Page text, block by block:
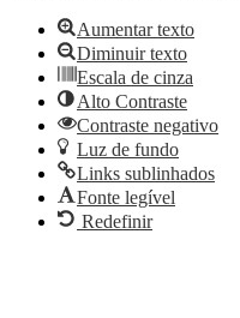
Aumentar texto
Diminuir texto
Escala de cinza
Alto Contraste
Contraste negativo
Luz de fundo
Links sublinhados
Fonte legível
Redefinir